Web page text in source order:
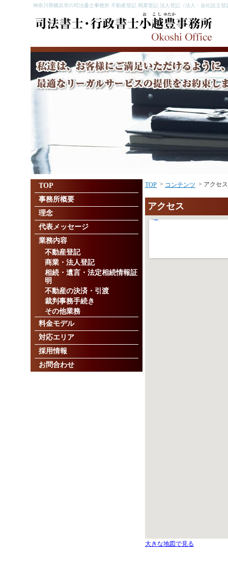
神奈川県横浜市の司法書士事務所 不動産登記 商業登記 法人登記（法人・会社設立
TOP > コンテンツ > アクセス
アクセス
大きな地図で見る
TOP
事務所概要
理念
代表メッセージ
業務内容
不動産登記
商業・法人登記
相続・遺言・法定相続情報証
明
不動産の決済・引渡
裁判事務手続き
その他業務
料金モデル
対応エリア
採用情報
お問合わせ